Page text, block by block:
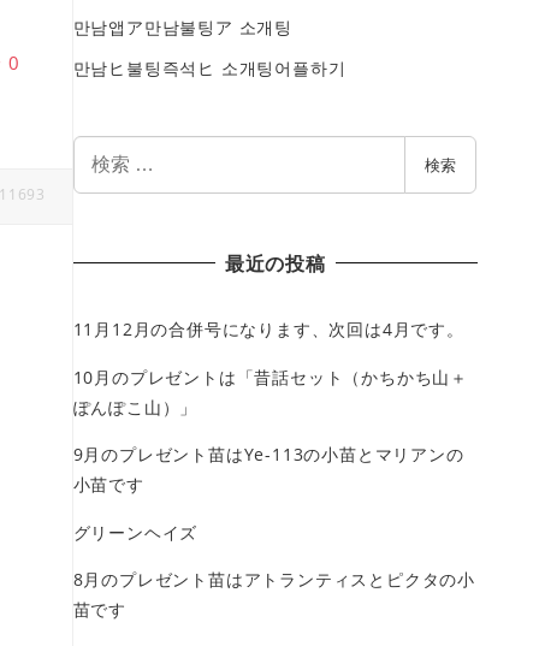
0
만남앱ア만남불팅ア 소개팅
만남ヒ불팅즉석ヒ 소개팅어플하기
検索
最近の投稿
11月12月の合併号になります、次回は4月です。
10月のプレゼントは「昔話セット（かちかち山＋
ぽんぽこ山）」
9月のプレゼント苗はYe-113の小苗とマリアンの
小苗です
グリーンヘイズ
8月のプレゼント苗はアトランティスとピクタの小
苗です